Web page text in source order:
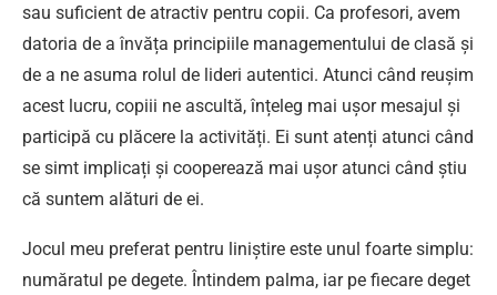
sau suficient de atractiv pentru copii. Ca profesori, avem
datoria de a învăța principiile managementului de clasă și
de a ne asuma rolul de lideri autentici. Atunci când reușim
acest lucru, copiii ne ascultă, înțeleg mai ușor mesajul și
participă cu plăcere la activități. Ei sunt atenți atunci când
se simt implicați și cooperează mai ușor atunci când știu
că suntem alături de ei.
Jocul meu preferat pentru liniștire este unul foarte simplu:
număratul pe degete. Întindem palma, iar pe fiecare deget